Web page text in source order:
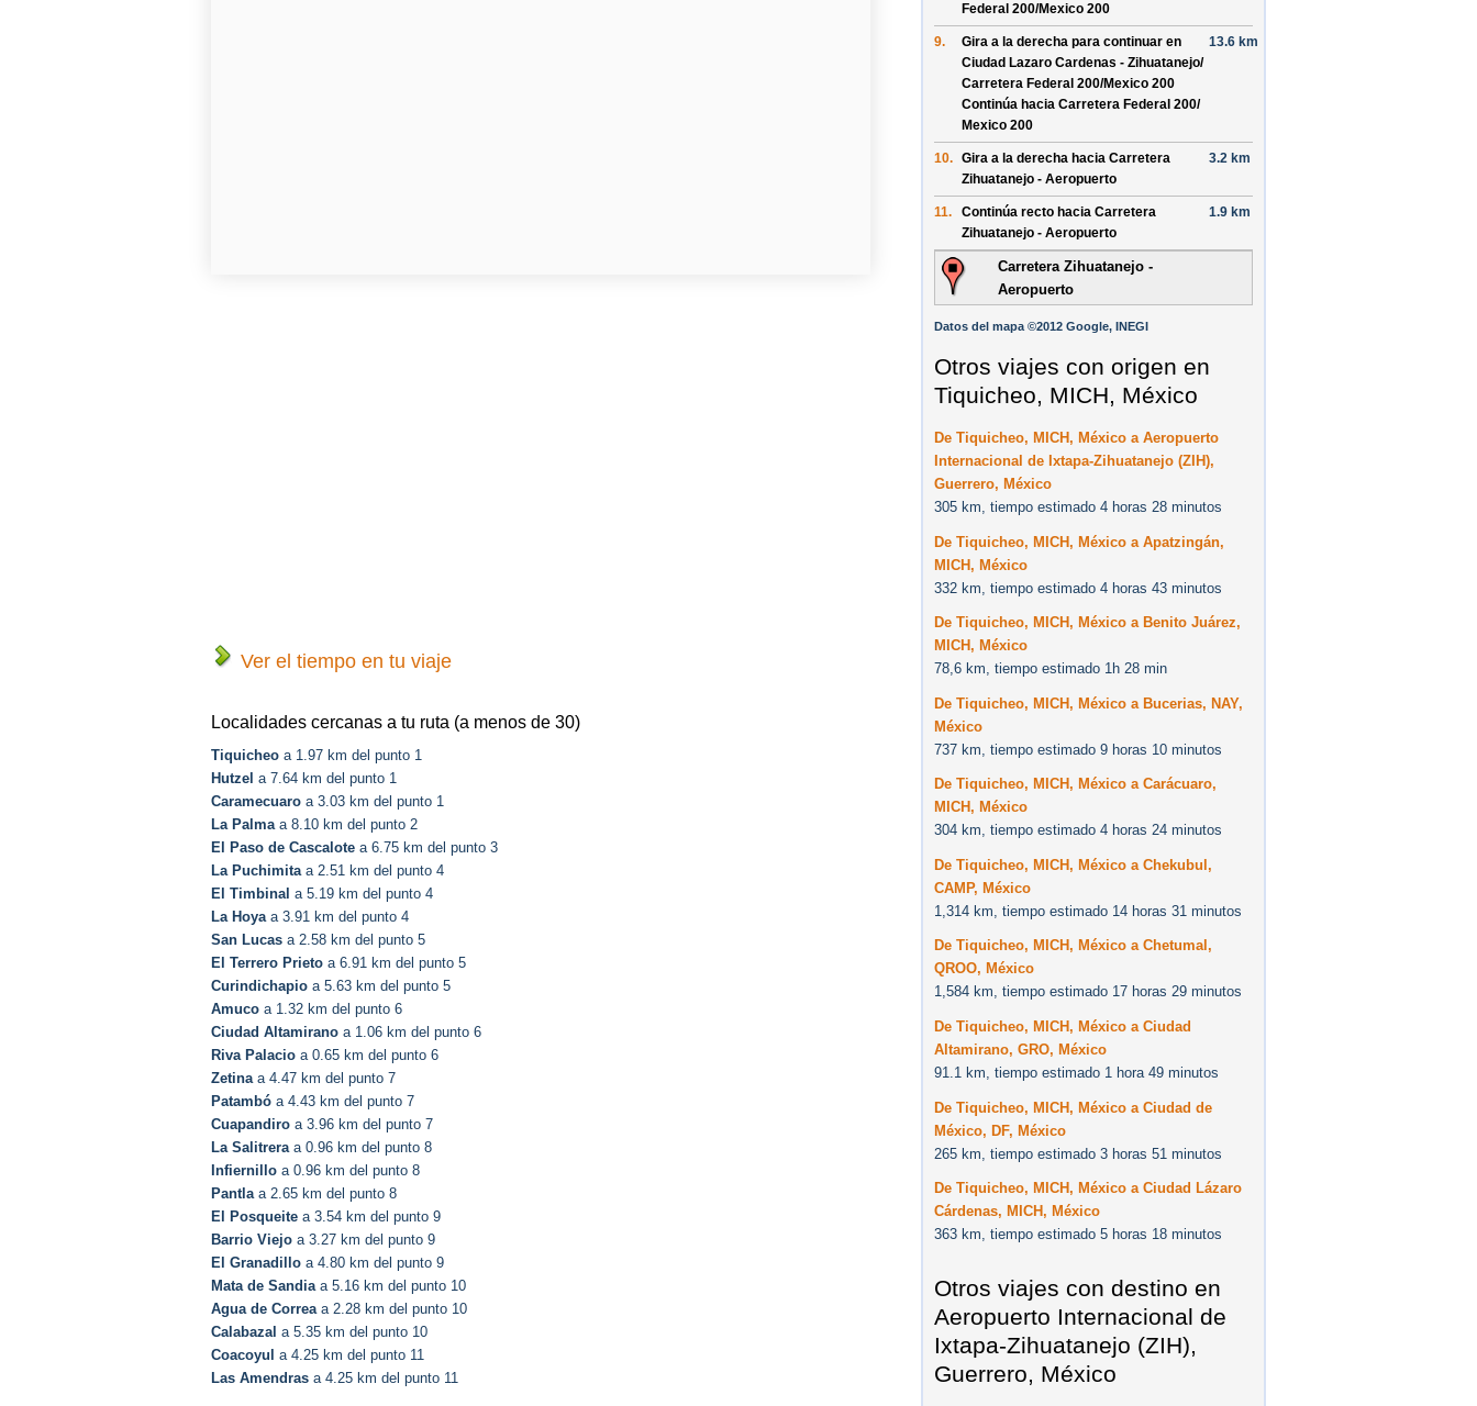
Ver el tiempo en tu viaje
Localidades cercanas a tu ruta (a menos de 30)
Tiquicheo a 1.97 km del punto 1
Hutzel a 7.64 km del punto 1
Caramecuaro a 3.03 km del punto 1
La Palmaa 8.10 km del punto 2
El Paso de Cascalote a 6.75 km del punto 3
La Puchimitaa 2.51 km del punto 4
El Timbinal a 5.19 km del punto 4
La Hoyaa 3.91 km del punto 4
San Lucas a 2.58 km del punto 5
El Terrero Prieto a 6.91 km del punto 5
Curindichapio a 5.63 km del punto 5
Amuco a 1.32 km del punto 6
Ciudad Altamirano a 1.06 km del punto 6
Riva Palacio a 0.65 km del punto 6
Zetinaa 4.47 km del punto 7
Patambó a 4.43 km del punto 7
Cuapandiro a 3.96 km del punto 7
La Salitreraa 0.96 km del punto 8
Infiernillo a 0.96 km del punto 8
Pantlaa 2.65 km del punto 8
El Posqueite a 3.54 km del punto 9
Barrio Viejo a 3.27 km del punto 9
El Granadillo a 4.80 km del punto 9
Mata de Sandiaa 5.16 km del punto 10
Agua de Correaa 2.28 km del punto 10
Calabazal a 5.35 km del punto 10
Coacoyul a 4.25 km del punto 11
Las Amendras a 4.25 km del punto 11
Federal 200/Mexico 200
9.
Gira a la derecha para continuar en
Ciudad Lazaro Cardenas - Zihuatanejo/
Carretera Federal 200/Mexico 200
Continúa hacia Carretera Federal 200/
Mexico 200
13.6 km
10. Gira a la derecha hacia Carretera
Zihuatanejo - Aeropuerto
3.2 km
11. Continúa recto hacia Carretera
Zihuatanejo - Aeropuerto
1.9 km
Carretera Zihuatanejo -
Aeropuerto
Datos del mapa ©2012 Google, INEGI
Otros viajes con origen en
Tiquicheo, MICH, México
De Tiquicheo, MICH, México a Aeropuerto
Internacional de Ixtapa-Zihuatanejo (ZIH),
Guerrero, México
305 km, tiempo estimado 4 horas 28 minutos
De Tiquicheo, MICH, México a Apatzingán,
MICH, México
332 km, tiempo estimado 4 horas 43 minutos
De Tiquicheo, MICH, México a Benito Juárez,
MICH, México
78,6 km, tiempo estimado 1h 28 min
De Tiquicheo, MICH, México a Bucerias, NAY,
México
737 km, tiempo estimado 9 horas 10 minutos
De Tiquicheo, MICH, México a Carácuaro,
MICH, México
304 km, tiempo estimado 4 horas 24 minutos
De Tiquicheo, MICH, México a Chekubul,
CAMP, México
1,314 km, tiempo estimado 14 horas 31 minutos
De Tiquicheo, MICH, México a Chetumal,
QROO, México
1,584 km, tiempo estimado 17 horas 29 minutos
De Tiquicheo, MICH, México a Ciudad
Altamirano, GRO, México
91.1 km, tiempo estimado 1 hora 49 minutos
De Tiquicheo, MICH, México a Ciudad de
México, DF, México
265 km, tiempo estimado 3 horas 51 minutos
De Tiquicheo, MICH, México a Ciudad Lázaro
Cárdenas, MICH, México
363 km, tiempo estimado 5 horas 18 minutos
Otros viajes con destino en
Aeropuerto Internacional de
Ixtapa-Zihuatanejo (ZIH),
Guerrero, México